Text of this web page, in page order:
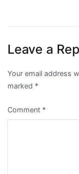
Leave a
Your email address
marked *
Comment *